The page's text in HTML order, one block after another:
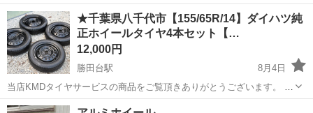
------------------------------- 【KMDタイヤサービスのお約束】 【1】安心の
日本人経営 【2】良い物を、より安くご...
千葉 八千代市 勝田台駅 タイヤ、ホイール ハブ径
★千葉県八千代市【155/65R/14】ダイハツ純
正ホイールタイヤ4本セット【…
12,000円
勝田台駅
8月4日
当店KMDタイヤサービスの商品をご覧頂きありがとうございます。 ---
------------------------------- 【KMDタイヤサービスのお約束】 【1】安心の
千葉 八千代市 勝田台駅